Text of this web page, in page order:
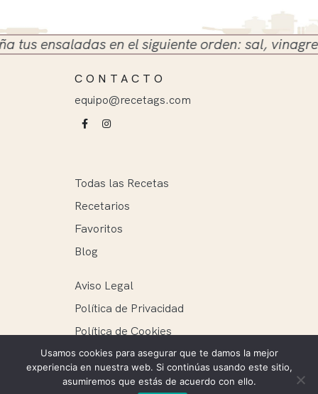
ensaladas en el siguiente orden: sal, vinagre y
CONTACTO
equipo@recetags.com
Todas las Recetas
Recetarios
Favoritos
Blog
Aviso Legal
Política de Privacidad
Política de Cookies
Recetags ® 2025. Todos los derechos reservados.
Usamos cookies para asegurar que te damos la mejor
experiencia en nuestra web. Si continúas usando este sitio,
asumiremos que estás de acuerdo con ello.